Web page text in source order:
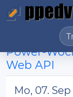
Power-
Web API
Mo, 07. Sep